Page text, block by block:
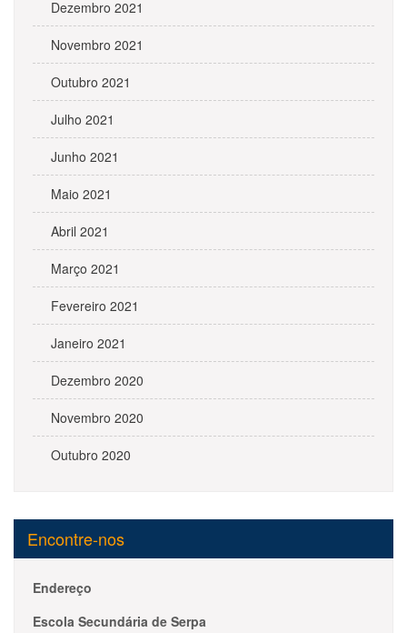
Dezembro 2021
Novembro 2021
Outubro 2021
Julho 2021
Junho 2021
Maio 2021
Abril 2021
Março 2021
Fevereiro 2021
Janeiro 2021
Dezembro 2020
Novembro 2020
Outubro 2020
Encontre-nos
Endereço
Escola Secundária de Serpa